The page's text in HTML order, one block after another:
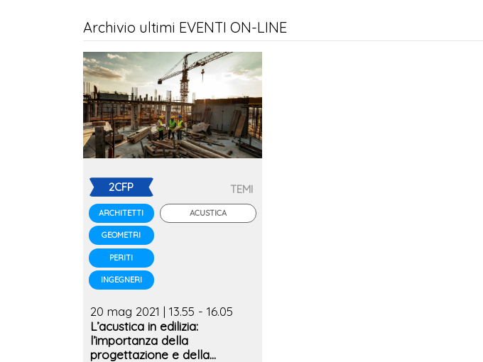
Archivio ultimi EVENTI ON-LINE
2CFP
ARCHITETTI
GEOMETRI
PERITI
INGEGNERI
TEMI
ACUSTICA
20 mag 2021 | 13.55 - 16.05
L’acustica in edilizia:
l’importanza della
progettazione e della